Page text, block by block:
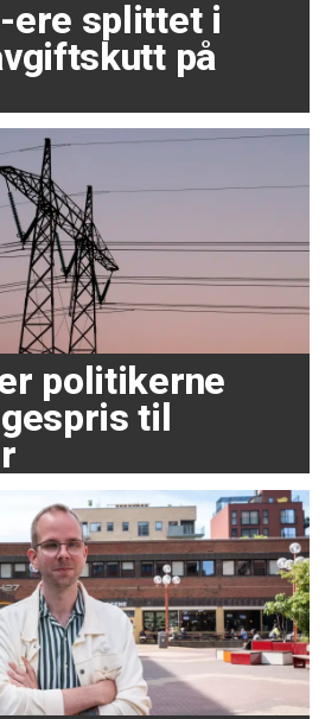
ere splittet i
på
politikerne
til